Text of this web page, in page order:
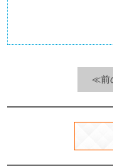
o
k
a
≪前